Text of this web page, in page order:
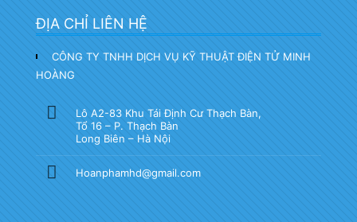
ĐỊA CHỈ LIÊN HỆ
CÔNG TY TNHH DỊCH VỤ KỸ THUẬT ĐIỆN TỬ MINH
HOÀNG
Lô A2-83 Khu Tái Định Cư Thạch Bàn,
Tổ 16 – P. Thạch Bàn
Long Biên – Hà Nội
Hoanphamhd@gmail.com